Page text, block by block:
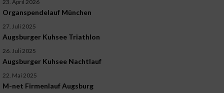
23. April 2026
Organspendelauf München
27. Juli 2025
Augsburger Kuhsee Triathlon
26. Juli 2025
Augsburger Kuhsee Nachtlauf
22. Mai 2025
M-net Firmenlauf Augsburg